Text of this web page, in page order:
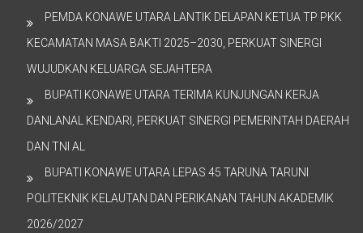
PEMDA KONAWE UTARA LANTIK DELAPAN KETUA TP PKK
KECAMATAN MASA BAKTI 2025–2030, PERKUAT SINERGI
WUJUDKAN KELUARGA SEJAHTERA
BUPATI KONAWE UTARA TERIMA KUNJUNGAN KERJA
DANLANAL KENDARI, PERKUAT SINERGI PEMERINTAH DAERAH
DAN TNI AL
BUPATI KONAWE UTARA LEPAS 45 TARUNA TARUNI
POLITEKNIK KELAUTAN DAN PERIKANAN TAHUN AKADEMIK
2026/2027